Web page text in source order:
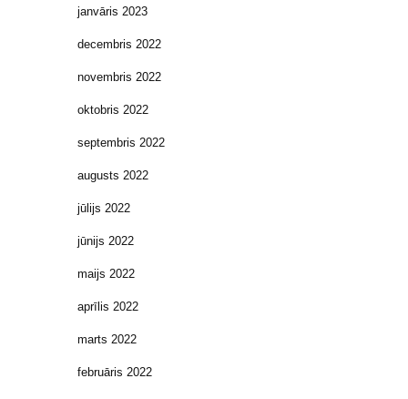
janvāris 2023
decembris 2022
novembris 2022
oktobris 2022
septembris 2022
augusts 2022
jūlijs 2022
jūnijs 2022
maijs 2022
aprīlis 2022
marts 2022
februāris 2022